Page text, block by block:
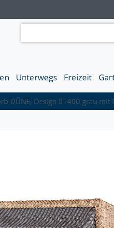
Unterwegs Freizeit
DÜNE, Design 01400 grau